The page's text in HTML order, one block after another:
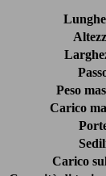
Peso
Carico
Carico